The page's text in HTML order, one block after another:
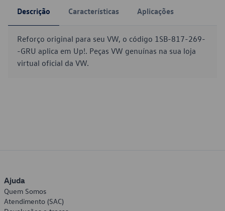
Descrição Características Aplicações
Reforço original para seu VW, o código 1SB-817-269-
-GRU aplica em Up!. Peças VW genuínas na sua loja
virtual oficial da VW.
Ajuda
Quem Somos
Atendimento (SAC)